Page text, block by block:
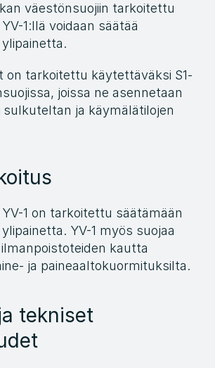
väestönsuojiin tarkoitettu
1:llä voidaan säätää
on tarkoitettu käytettäväksi S1-
joissa ne asennetaan
sulkuteltan ja käymälätilojen
1 on tarkoitettu säätämään
YV-1 myös suojaa
kautta
ja paineaaltokuormituksilta.
tekniset